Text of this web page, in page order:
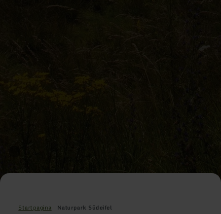
Startpagina Naturpark Südeifel